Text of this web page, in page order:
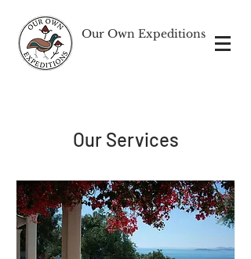
Our Own Expeditions
Our Services